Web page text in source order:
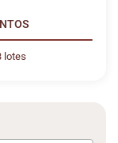
lotes